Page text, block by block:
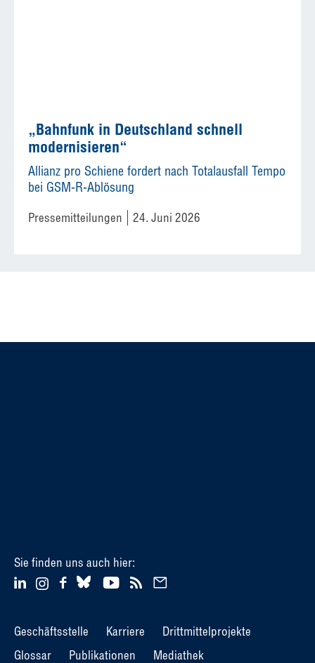
„Bahnfunk in Deutschland schnell
modernisieren“
Allianz pro Schiene fordert nach Totalausfall Tempo
bei GSM-R-Ablösung
Pressemitteilungen 24. Juni 2026
Sie finden uns auch hier:
Geschäftsstelle Karriere
Drittmittelprojekte
Glossar
Publikationen Mediathek